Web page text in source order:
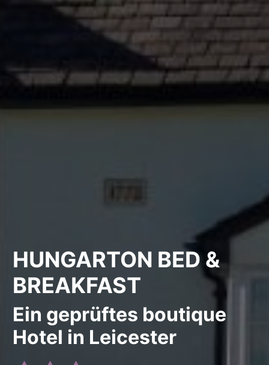
HUNGARTON BED &
BREAKFAST
Ein geprüftes boutique
Hotel in Leicester